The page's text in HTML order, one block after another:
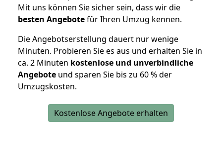
Mit uns können Sie sicher sein, dass wir die
besten Angebotefür Ihren Umzug kennen.
Die Angebotserstellung dauert nur wenige
Minuten. Probieren Sie es aus und erhalten Sie in
ca. 2 Minuten kostenlose und unverbindliche
Angebote und sparen Sie bis zu 60 % der
Umzugskosten.
Kostenlose Angebote erhalten